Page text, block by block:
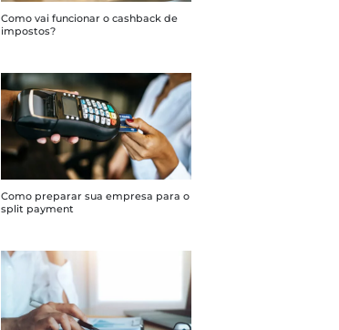
Como vai funcionar o cashback de
impostos?
Como preparar sua empresa para o
split payment